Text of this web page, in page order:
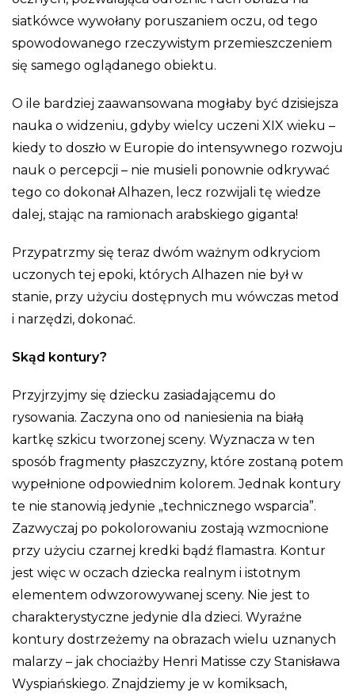
siatkówce wywołany poruszaniem oczu, od tego
spowodowanego rzeczywistym przemieszczeniem
się samego oglądanego obiektu.
O ile bardziej zaawansowana mogłaby być dzisiejsza
nauka o widzeniu, gdyby wielcy uczeni XIX wieku –
kiedy to doszło w Europie do intensywnego rozwoju
nauk o percepcji – nie musieli ponownie odkrywać
tego co dokonał Alhazen, lecz rozwijali tę wiedze
dalej, stając na ramionach arabskiego giganta!
Przypatrzmy się teraz dwóm ważnym odkryciom
uczonych tej epoki, których Alhazen nie był w
stanie, przy użyciu dostępnych mu wówczas metod
i narzędzi, dokonać.
Skąd kontury?
Przyjrzyjmy się dziecku zasiadającemu do
rysowania. Zaczyna ono od naniesienia na białą
kartkę szkicu tworzonej sceny. Wyznacza w ten
sposób fragmenty płaszczyzny, które zostaną potem
wypełnione odpowiednim kolorem. Jednak kontury
te nie stanowią jedynie „technicznego wsparcia”.
Zazwyczaj po pokolorowaniu zostają wzmocnione
przy użyciu czarnej kredki bądź flamastra. Kontur
jest więc w oczach dziecka realnym i istotnym
elementem odwzorowywanej sceny. Nie jest to
charakterystyczne jedynie dla dzieci. Wyraźne
kontury dostrzeżemy na obrazach wielu uznanych
malarzy – jak chociażby Henri Matisse czy Stanisława
Wyspiańskiego. Znajdziemy je w komiksach,